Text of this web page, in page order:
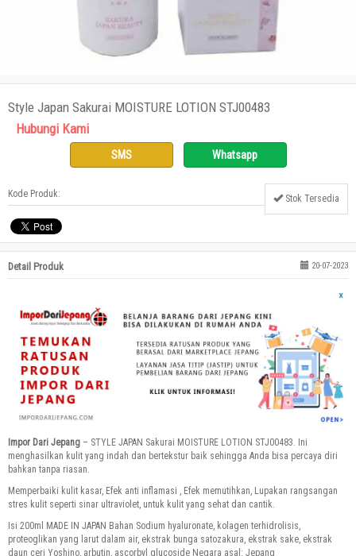
Style Japan Sakurai MOISTURE LOTION STJ00483
Hubungi Kami
SMS Whatsapp
Kode Produk: Stok Tersedia
Detail Produk 20-07-2023
Impor Dari Jepang – STYLE JAPAN Sakurai MOISTURE LOTION STJ00483. Ini
menghasilkan kulit yang indah dan bertekstur baik sehingga Anda bisa percaya diri
bahkan tanpa riasan.
Memperbaiki kulit kasar, Efek anti inflamasi , Efek memutihkan, Lupakan rangsangan
stres kulit seperti sinar ultraviolet, untuk kulit yang sehat dan cantik.
Isi 200ml MADE IN JAPAN Bahan Sodium hyaluronate, kolagen terhidrolisis,
proteoglikan yang larut dalam air, ekstrak bunga satozakura, ekstrak sake, ekstrak
daun ceri Yoshino, arbutin, ascorbyl glucoside Negara asal: Jepang